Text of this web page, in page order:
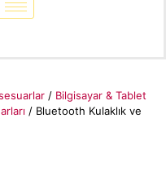
/ Bilgisayar & Tablet
/ Bluetooth Kulaklık ve